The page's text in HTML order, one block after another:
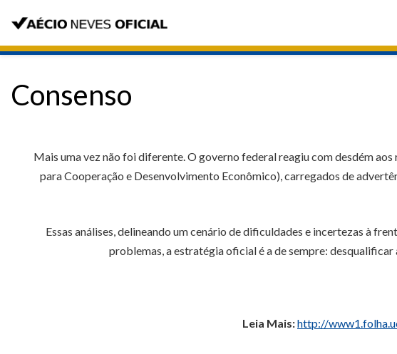
Consenso
Mais uma vez não foi diferente. O governo federal reagiu com desdém
para Cooperação e Desenvolvimento Econômico), carregados de
Essas análises, delineando um cenário de dificuldades e incertezas à
problemas, a estratégia oficial é a de sempre:
Leia Mais:http://